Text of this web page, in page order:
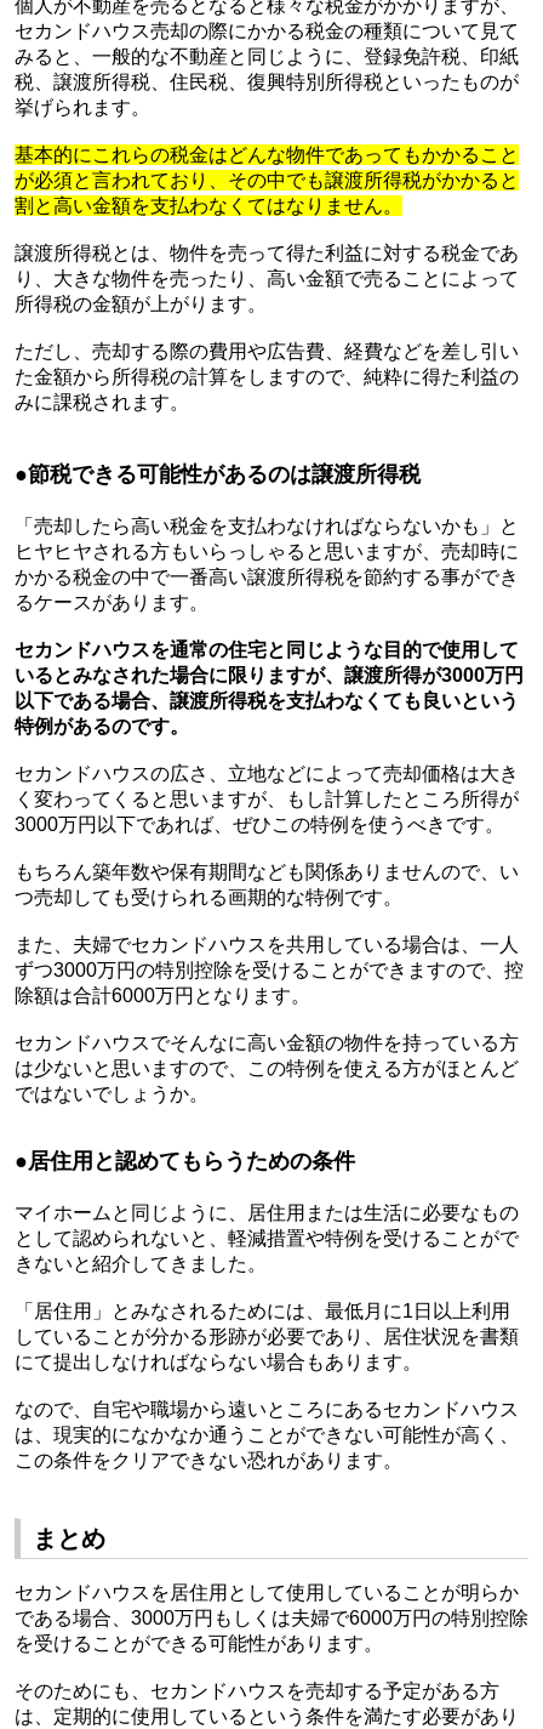
個人が不動産を売るとなると様々な税金がかかりますが、
セカンドハウス売却の際にかかる税金の種類について見て
みると、一般的な不動産と同じように、登録免許税、印紙
税、譲渡所得税、住民税、復興特別所得税といったものが
挙げられます。
基本的にこれらの税金はどんな物件であってもかかること
が必須と言われており、その中でも譲渡所得税がかかると
割と高い金額を支払わなくてはなりません。
譲渡所得税とは、物件を売って得た利益に対する税金であ
り、大きな物件を売ったり、高い金額で売ることによって
所得税の金額が上がります。
ただし、売却する際の費用や広告費、経費などを差し引い
た金額から所得税の計算をしますので、純粋に得た利益の
みに課税されます。
●節税できる可能性があるのは譲渡所得税
「売却したら高い税金を支払わなければならないかも」と
ヒヤヒヤされる方もいらっしゃると思いますが、売却時に
かかる税金の中で一番高い譲渡所得税を節約する事ができ
るケースがあります。
セカンドハウスを通常の住宅と同じような目的で使用して
いるとみなされた場合に限りますが、譲渡所得が3000万円
以下である場合、譲渡所得税を支払わなくても良いという
特例があるのです。
セカンドハウスの広さ、立地などによって売却価格は大き
く変わってくると思いますが、もし計算したところ所得が
3000万円以下であれば、ぜひこの特例を使うべきです。
もちろん築年数や保有期間なども関係ありませんので、い
つ売却しても受けられる画期的な特例です。
また、夫婦でセカン ドハウスを共用している場合は、一人
ずつ3000万円の特別控除を受けることができますので、控
除額は合計6000万円となります。
セカンドハウスでそんなに高い金額の物件を持っている方
は少ないと思いますので、この特例を使える方がほとんど
ではないでしょうか。
●居住用と認めてもらうための条件
マイホームと同じように、居住用または生活に必要なもの
として認められないと、軽減措置や特例を受けることがで
きないと紹介してきました。
「居住用」とみなされるためには、最低月に1 日以上利用
していることが分かる形跡が必要であり、居住状況を書類
にて提出しなければならない場合もあります。
なので、自宅や職場から遠いところにあるセカンドハウス
は、現実的になかなか通うことができない可能性が高く、
この条件をクリアできない恐れがあります。
まとめ
セカンドハウスを居住用として使用していることが明らか
である場合、 3000万円もしくは夫婦で6000万円の特別控除
を受けることができる可能性があります。
そのためにも、セカンドハウスを売却する予定がある方
は、定期的に使用しているという条件を満たす必要があり